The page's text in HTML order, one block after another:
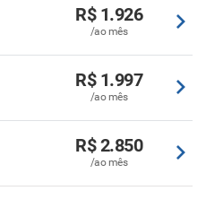
R$ 1.926
/ao mês
R$ 1.997
/ao mês
R$ 2.850
/ao mês